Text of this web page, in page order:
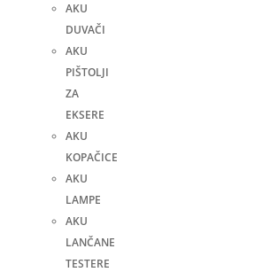
AKU
DUVAČI
AKU
PIŠTOLJI
ZA
EKSERE
AKU
KOPAČICE
AKU
LAMPE
AKU
LANČANE
TESTERE